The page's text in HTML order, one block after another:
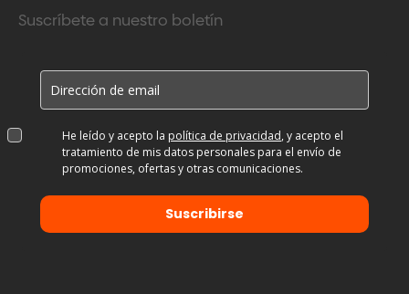
Suscríbete a nuestro boletín
He leído y acepto la política de privacidad, y acepto el
tratamiento de mis datos personales para el envío de
promociones, ofertas y otras comunicaciones.
Suscribirse